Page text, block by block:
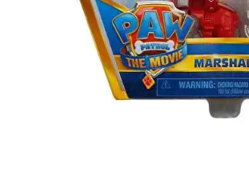
Nerf
Silahlar
Silah Setleri
Kılıç Setleri